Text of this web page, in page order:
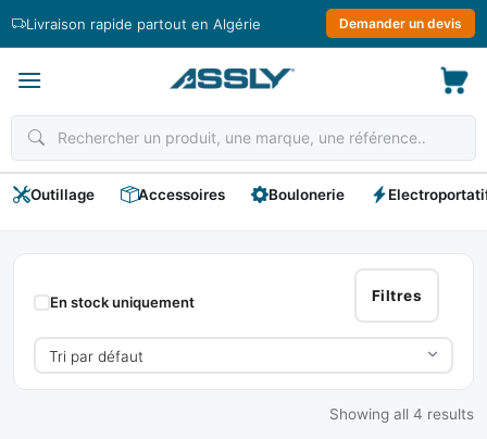
Livraison rapide partout en Algérie Demander un devis
Outillage Accessoires Boulonerie
Cheville
Papillon
Filtres
En stock uniquement
Showing all 4 results